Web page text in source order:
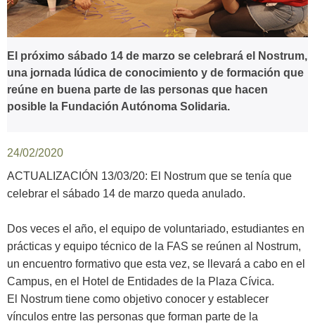
El próximo sábado 14 de marzo se celebrará el Nostrum,
una jornada lúdica de conocimiento y de formación que
reúne en buena parte de las personas que hacen
posible la Fundación Autónoma Solidaria.
24/02/2020
ACTUALIZACIÓN 13/03/20: El Nostrum que se tenía que
celebrar el sábado 14 de marzo queda anulado.
Dos veces el año, el equipo de voluntariado, estudiantes en
prácticas y equipo técnico de la FAS se reúnen al Nostrum,
un encuentro formativo que esta vez, se llevará a cabo en el
Campus, en el Hotel de Entidades de la Plaza Cívica.
El Nostrum tiene como objetivo conocer y establecer
vínculos entre las personas que forman parte de la